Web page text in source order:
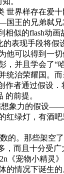
世界样存在
王的兄弟弑
似的flash动
表现手段将
可以得到一
，并且学会
治荣耀国。
者通过假设
的前提。
象力的假设
绿灯，有酒
的。那些架
而且十分受
《宠物小精灵
情况下诞生